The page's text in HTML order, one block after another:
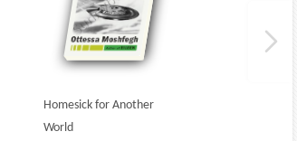
Homesick for Another
World